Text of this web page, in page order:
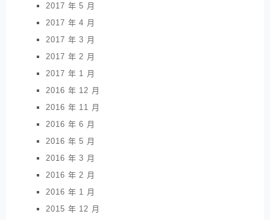
2017 年 5 月
2017 年 4 月
2017 年 3 月
2017 年 2 月
2017 年 1 月
2016 年 12 月
2016 年 11 月
2016 年 6 月
2016 年 5 月
2016 年 3 月
2016 年 2 月
2016 年 1 月
2015 年 12 月